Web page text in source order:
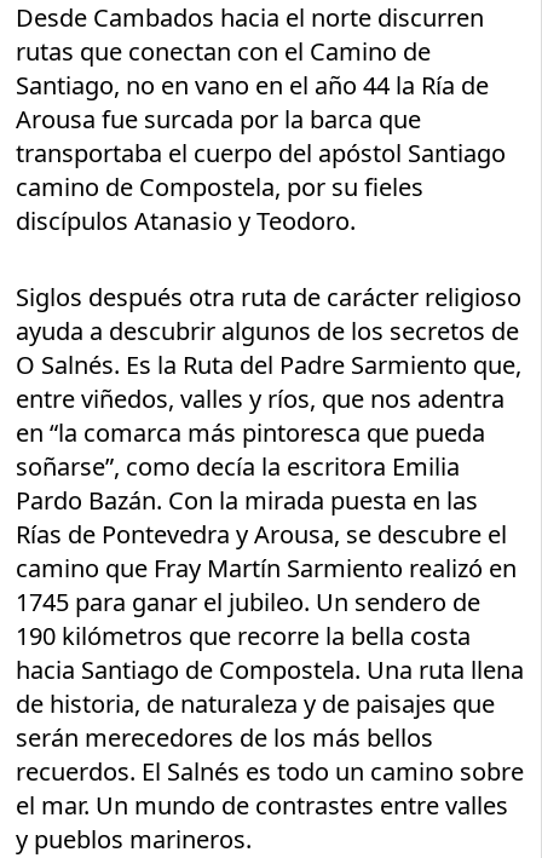
Desde Cambados hacia el norte discurren
rutas que conectan con el Camino de
Santiago, no en vano en el año 44 la Ría de
Arousa fue surcada por la barca que
transportaba el cuerpo del apóstol Santiago
camino de Compostela, por su fieles
discípulos Atanasio y Teodoro.
Siglos después otra ruta de carácter religioso
ayuda a descubrir algunos de los secretos de
O Salnés. Es la Ruta del Padre Sarmiento que,
entre viñedos, valles y ríos, que nos adentra
en “la comarca más pintoresca que pueda
soñarse”, como decía la escritora Emilia
Pardo Bazán. Con la mirada puesta en las
Rías de Pontevedra y Arousa, se descubre el
camino que Fray Martín Sarmiento realizó en
1745 para ganar el jubileo. Un sendero de
190 kilómetros que recorre la bella costa
hacia Santiago de Compostela. Una ruta llena
de historia, de naturaleza y de paisajes que
serán merecedores de los más bellos
recuerdos. El Salnés es todo un camino sobre
el mar. Un mundo de contrastes entre valles
y pueblos marineros.